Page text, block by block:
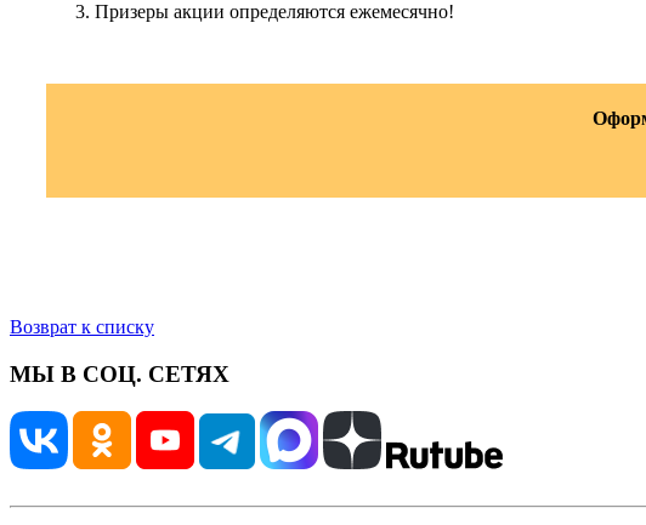
Призеры акции определяются ежемесячно!
Возврат к списку
МЫ В СОЦ. СЕТЯХ